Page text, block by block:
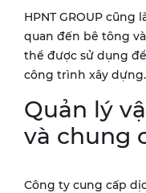
HPNT GROUP cũng
quan đến bê tông
thể được sử dụng
công trình xây dựng.
Quản lý
và chung
Công ty cung cấp